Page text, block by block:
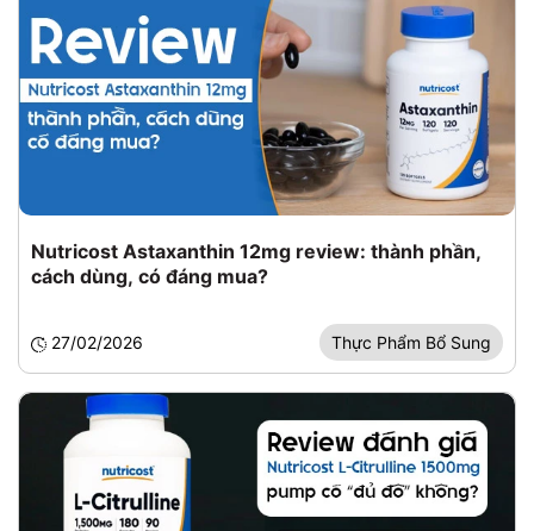
Nutricost Astaxanthin 12mg review: thành phần,
cách dùng, có đáng mua?
27/02/2026 Thực Phẩm Bổ Sung